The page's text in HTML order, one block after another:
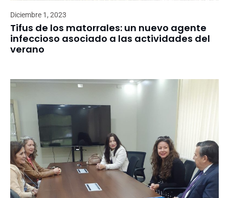
Diciembre 1, 2023
Tifus de los matorrales: un nuevo agente
infeccioso asociado a las actividades del
verano